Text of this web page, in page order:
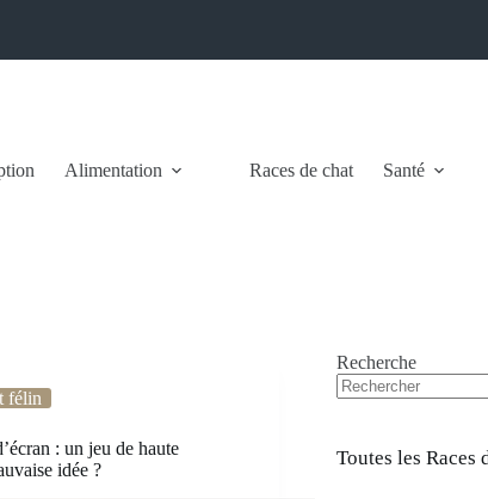
Alimentation Races de chat Santé
félin
: un jeu de haute
idée ?
Recherche
Toutes les Races